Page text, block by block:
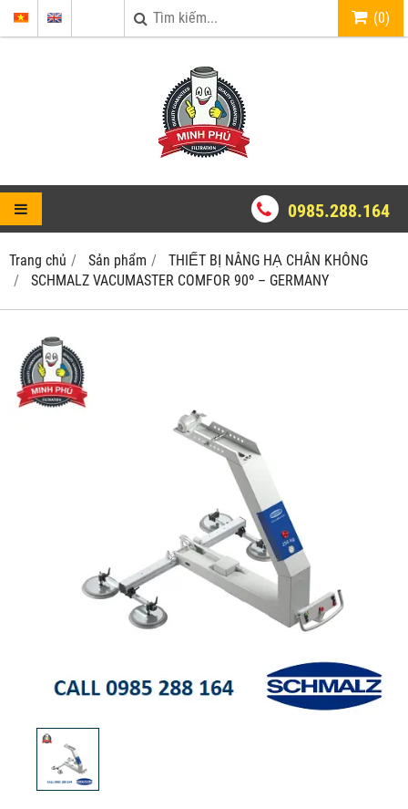
(0)
0985.288.164
Trang chủ Sản phẩm
THIẾT BỊ NÂNG HẠ CHÂN KHÔNG
SCHMALZ VACUMASTER COMFOR 90º – GERMANY